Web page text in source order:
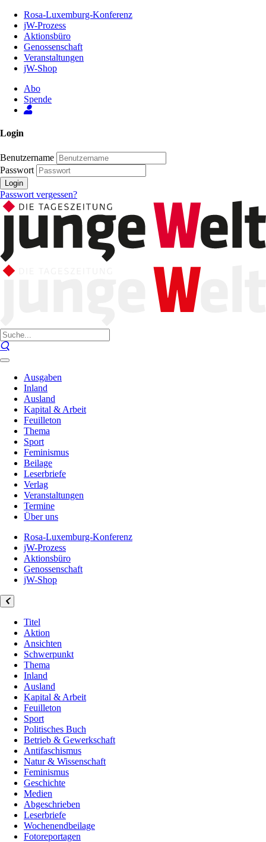
Inhalt
Seite
Rosa-Luxemburg-Konferenz
jW-Prozess
Aktionsbüro
Genossenschaft
Veranstaltungen
jW-Shop
Abo
Spende
Login
Benutzername
Passwort
Login
Passwort vergessen?
Ausgaben
Inland
Ausland
Kapital & Arbeit
Feuilleton
Thema
Sport
Feminismus
Beilage
Leserbriefe
Verlag
Veranstaltungen
Termine
Über uns
Rosa-Luxemburg-Konferenz
jW-Prozess
Aktionsbüro
Genossenschaft
jW-Shop
Titel
Aktion
Ansichten
Schwerpunkt
Thema
Inland
Ausland
Kapital & Arbeit
Feuilleton
Sport
Politisches Buch
Betrieb & Gewerkschaft
Antifaschismus
Natur & Wissenschaft
Feminismus
Geschichte
Medien
Abgeschrieben
Leserbriefe
Wochenendbeilage
Fotoreportagen